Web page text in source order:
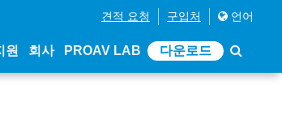
견적 요청 구입처 언어
원 회사 PROAV LAB 다운로드